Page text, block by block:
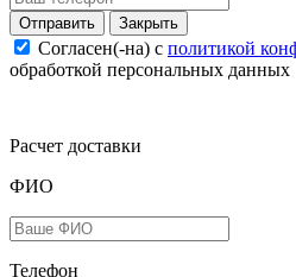
Закрыть
Согласен(-на) c политикой
обработкой персональных данных
Расчет доставки
ФИО
Телефон